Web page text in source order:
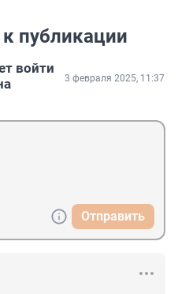
публикации
войти
3 февраля 2025, 11:37
Отправить